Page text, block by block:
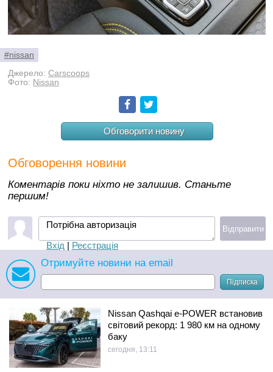
#nissan
Джерело: Carscoops
Фото: Nissan
Facebook
Обговорити новину
Обговорення новини
Коментарів поки ніхто не залишив. Станьте
першим!
Потрібна авторизація
Вхід | Реєстрація
Відправити
Отримуйте новини на email
Підписка
Nissan Qashqai e-POWER встановив
світовий рекорд: 1 980 км на одному
баку
сегодня, 13:11